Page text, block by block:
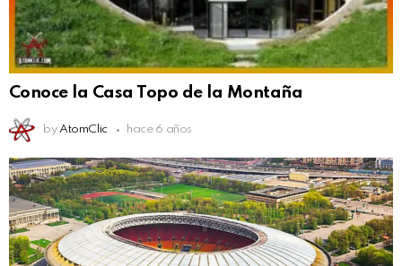
Conoce la Casa Topo de la Montaña
by AtomClic hace 6 años